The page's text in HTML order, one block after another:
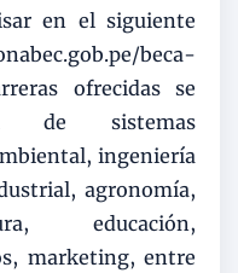
en el siguiente
beca-
ofrecidas se
de sistemas
ingeniería
agronomía,
educación,
marketing, entre